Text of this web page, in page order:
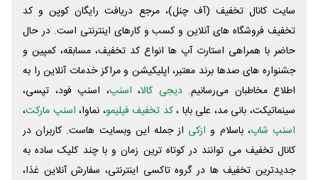
سایت کانال تخفیف (آف چنل)، مرجع دریافت رایگان کوپن و کد
تخفیف فروشگاه های آنلاین و کسب و‌ کارهای اینترنتی است. در حال
حاضر با همراهی استارت آپ ها انواع کد تخفیف، مسابقه، کمپین و
جشنواره های صدها برند معتبر، اپلیکیشن و مراکز خدمات آنلاین را به
اطلاع مخاطبان می‌رسانیم. دیجی کالا، اسنپ، اسنپ فود، تپسی،
سینماتیکت، بانی مد، علی‌ بابا ،کد تخفیف فیلیمو، نماوا، اسنپ مارکت،
اسنپ شاپ، باسلام و ازکی از جمله این وبسایت ‌هاست. کاربران در
کانال تخفیف می توانند در کوتاه ترین زمان و با چند کلیک ساده به
جدیدترین تخفیف ها در گروه تاکسی اینترنتی، سفارش آنلاین غذا،